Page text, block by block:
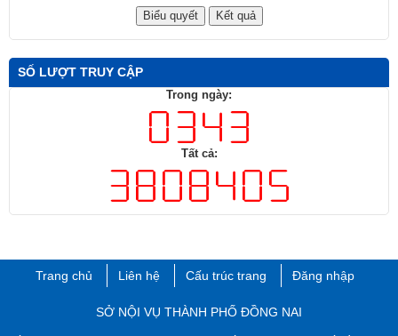
SỐ LƯỢT TRUY CẬP
Trong ngày:
Tất cả:
Trang chủ Liên hệ Cấu trúc trang Đăng nhập
​SỞ NỘI VỤ THÀNH PHỐ ĐỒNG NAI